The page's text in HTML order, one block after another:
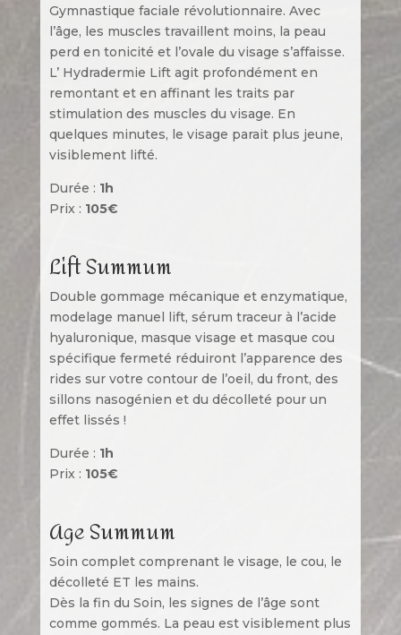
Gymnastique faciale révolutionnaire. Avec
l’âge, les muscles travaillent moins, la peau
perd en tonicité et l’ovale du visage s’affaisse.
L’ Hydradermie Lift agit profondément en
remontant et en affinant les traits par
stimulation des muscles du visage. En
quelques minutes, le visage parait plus jeune,
visiblement lifté.
Durée : 1h
Prix : 105€
Lift Summum
Double gommage mécanique et enzymatique,
modelage manuel lift, sérum traceur à l’acide
hyaluronique, masque visage et masque cou
spécifique fermeté réduiront l’apparence des
rides sur votre contour de l’oeil, du front, des
sillons nasogénien et du décolleté pour un
effet lissés !
Durée : 1h
Prix : 105€
Age Summum
Soin complet comprenant le visage, le cou, le
décolleté ET les mains.
Dès la fin du Soin, les signes de l’âge sont
comme gommés. La peau est visiblement plus